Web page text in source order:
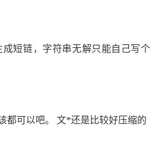
短链，字符串无解只能自己写个
都可以吧。 文*还是比较好压缩的